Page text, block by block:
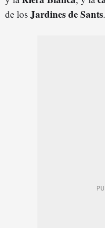
de los Jardines de Sants.